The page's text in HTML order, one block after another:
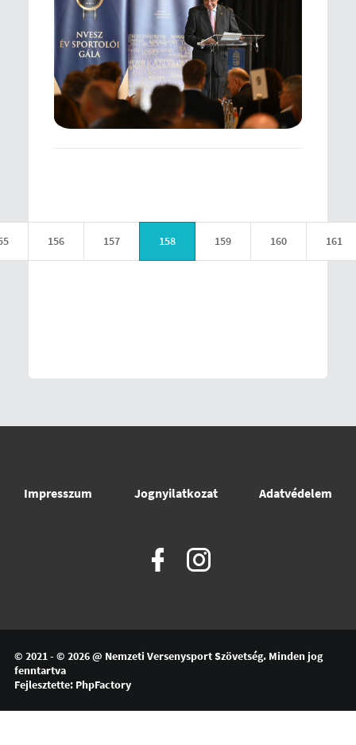
156 157 158 159 160 161
Impresszum Jognyilatkozat Adatvédelem
© 2021 - © 2026 @ Nemzeti Versenysport Szövetség. Minden jog
fenntartva
Fejlesztette: PhpFactory